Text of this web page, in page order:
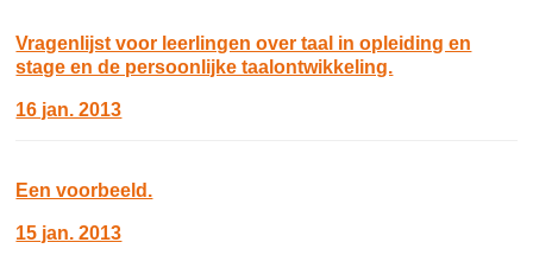
Vragenlijst voor leerlingen over taal in opleiding en
stage en de persoonlijke taalontwikkeling.
16 jan. 2013
Een voorbeeld.
15 jan. 2013